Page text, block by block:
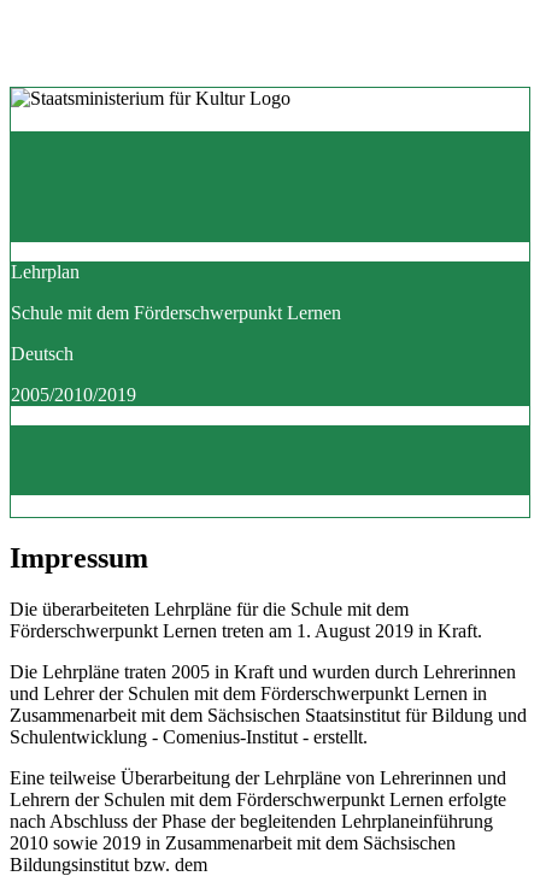
Lehrplan
Schule mit dem Förderschwerpunkt Lernen
Deutsch
2005/2010/2019
Impressum
Die überarbeiteten Lehrpläne für die Schule mit dem
Förderschwerpunkt Lernen treten am 1. August 2019 in Kraft.
Die Lehrpläne traten 2005 in Kraft und wurden durch Lehrerinnen
und Lehrer der Schulen mit dem Förderschwerpunkt Lernen in
Zusammenarbeit mit dem Sächsischen Staatsinstitut für Bildung und
Schulentwicklung - Comenius-Institut - erstellt.
Eine teilweise Überarbeitung der Lehrpläne von Lehrerinnen und
Lehrern der Schulen mit dem Förderschwerpunkt Lernen erfolgte
nach Abschluss der Phase der begleitenden Lehrplaneinführung
2010 sowie 2019 in Zusammenarbeit mit dem Sächsischen
Bildungsinstitut bzw. dem